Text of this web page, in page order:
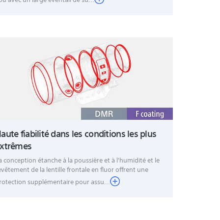
fiabilité dans les conditions les plus
conception étanche à la poussière et à l'humidité et le
de la lentille frontale en fluor offrent une
supplémentaire pour assu...